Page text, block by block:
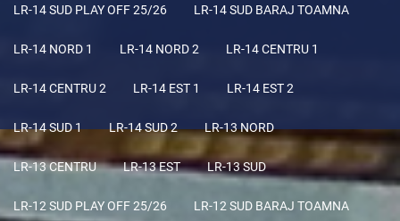
LR-14 SUD PLAY OFF 25/26 LR-14 SUD BARAJ TOAMNA
LR-14 NORD 1 LR-14 NORD 2 LR-14 CENTRU 1
LR-14 CENTRU 2 LR-14 EST 1 LR-14 EST 2
LR-14 SUD 1 LR-14 SUD 2 LR-13 NORD
LR-13 CENTRU LR-13 EST LR-13 SUD
LR-12 SUD PLAY OFF 25/26 LR-12 SUD BARAJ TOAMNA